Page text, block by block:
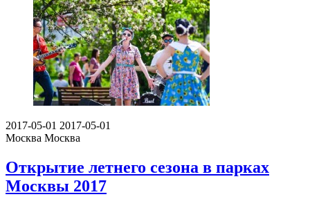
2017-05-01 2017-05-01
Москва Москва
Открытие летнего сезона в парках
Москвы 2017